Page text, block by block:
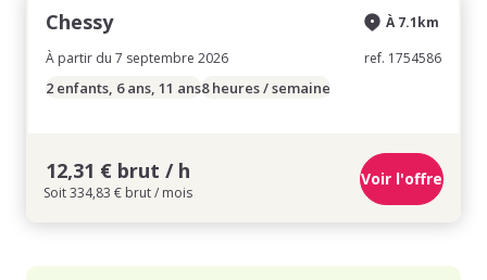
Chessy
À partir du 7 septembre 2026
À 7.1km
ref. 1754586
2 enfants, 6 ans, 11 ans8 heures / semaine
12,31 € brut / h
Soit 334,83 € brut / mois
Voir l'offre